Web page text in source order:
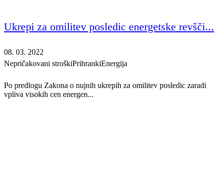
Ukrepi za omilitev posledic energetske revšči...
08. 03. 2022
Nepričakovani stroškiPrihrankiEnergija
Po predlogu Zakona o nujnih ukrepih za omilitev posledic zaradi
vpliva visokih cen energen...